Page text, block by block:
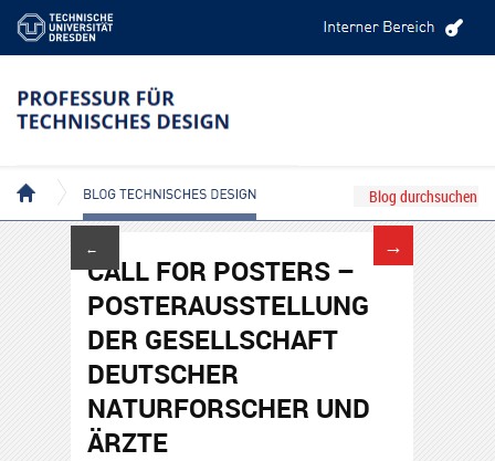
← →
CALL FOR POSTERS –
POSTERAUSSTELLUNG
DER GESELLSCHAFT
DEUTSCHER
NATURFORSCHER UND
ÄRZTE